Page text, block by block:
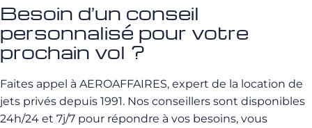
Besoin d’un conseil
personnalisé pour votre
prochain vol ?
Faites appel à AEROAFFAIRES, expert de la location de
jets privés depuis 1991. Nos conseillers sont disponibles
24h/24 et 7j/7 pour répondre à vos besoins, vous